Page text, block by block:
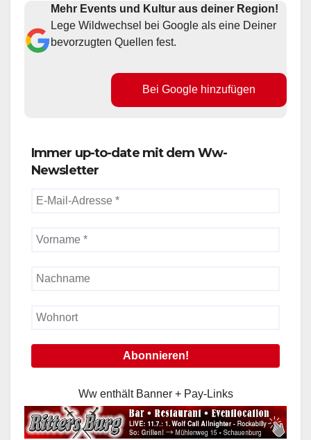
Mehr Events und Kultur aus deiner Region!
Lege Wildwechsel bei Google als eine Deiner
bevorzugten Quellen fest.
Bei Google hinzufügen
Immer up-to-date mit dem Ww-
Newsletter
Ww enthält Banner + Pay-Links